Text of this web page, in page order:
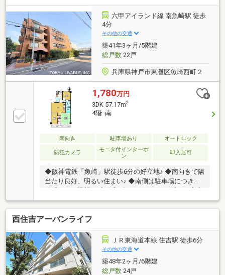
六甲アイランド線 南魚崎駅 徒歩
4分
その他の交通
築41年3ヶ月/5階建
総戸数22戸
兵庫県神戸市東灘区魚崎西町２
1,780万円
3DK 57.17m2
4階 南
南向き 駐車場あり オートロック
防犯カメラ
モニタ付インターホ
ン
即入居可
◆阪神電鉄「魚崎」駅徒歩6分の好立地♪ ◆南向きで陽
当たり良好、明るい住まい♪ ◆南側は駐車場につき開
家につき随時ご内覧受付中！
西住吉アーバンライフ
ＪＲ東海道本線 住吉駅 徒歩6分
その他の交通
築48年2ヶ月/6階建
総戸数24戸